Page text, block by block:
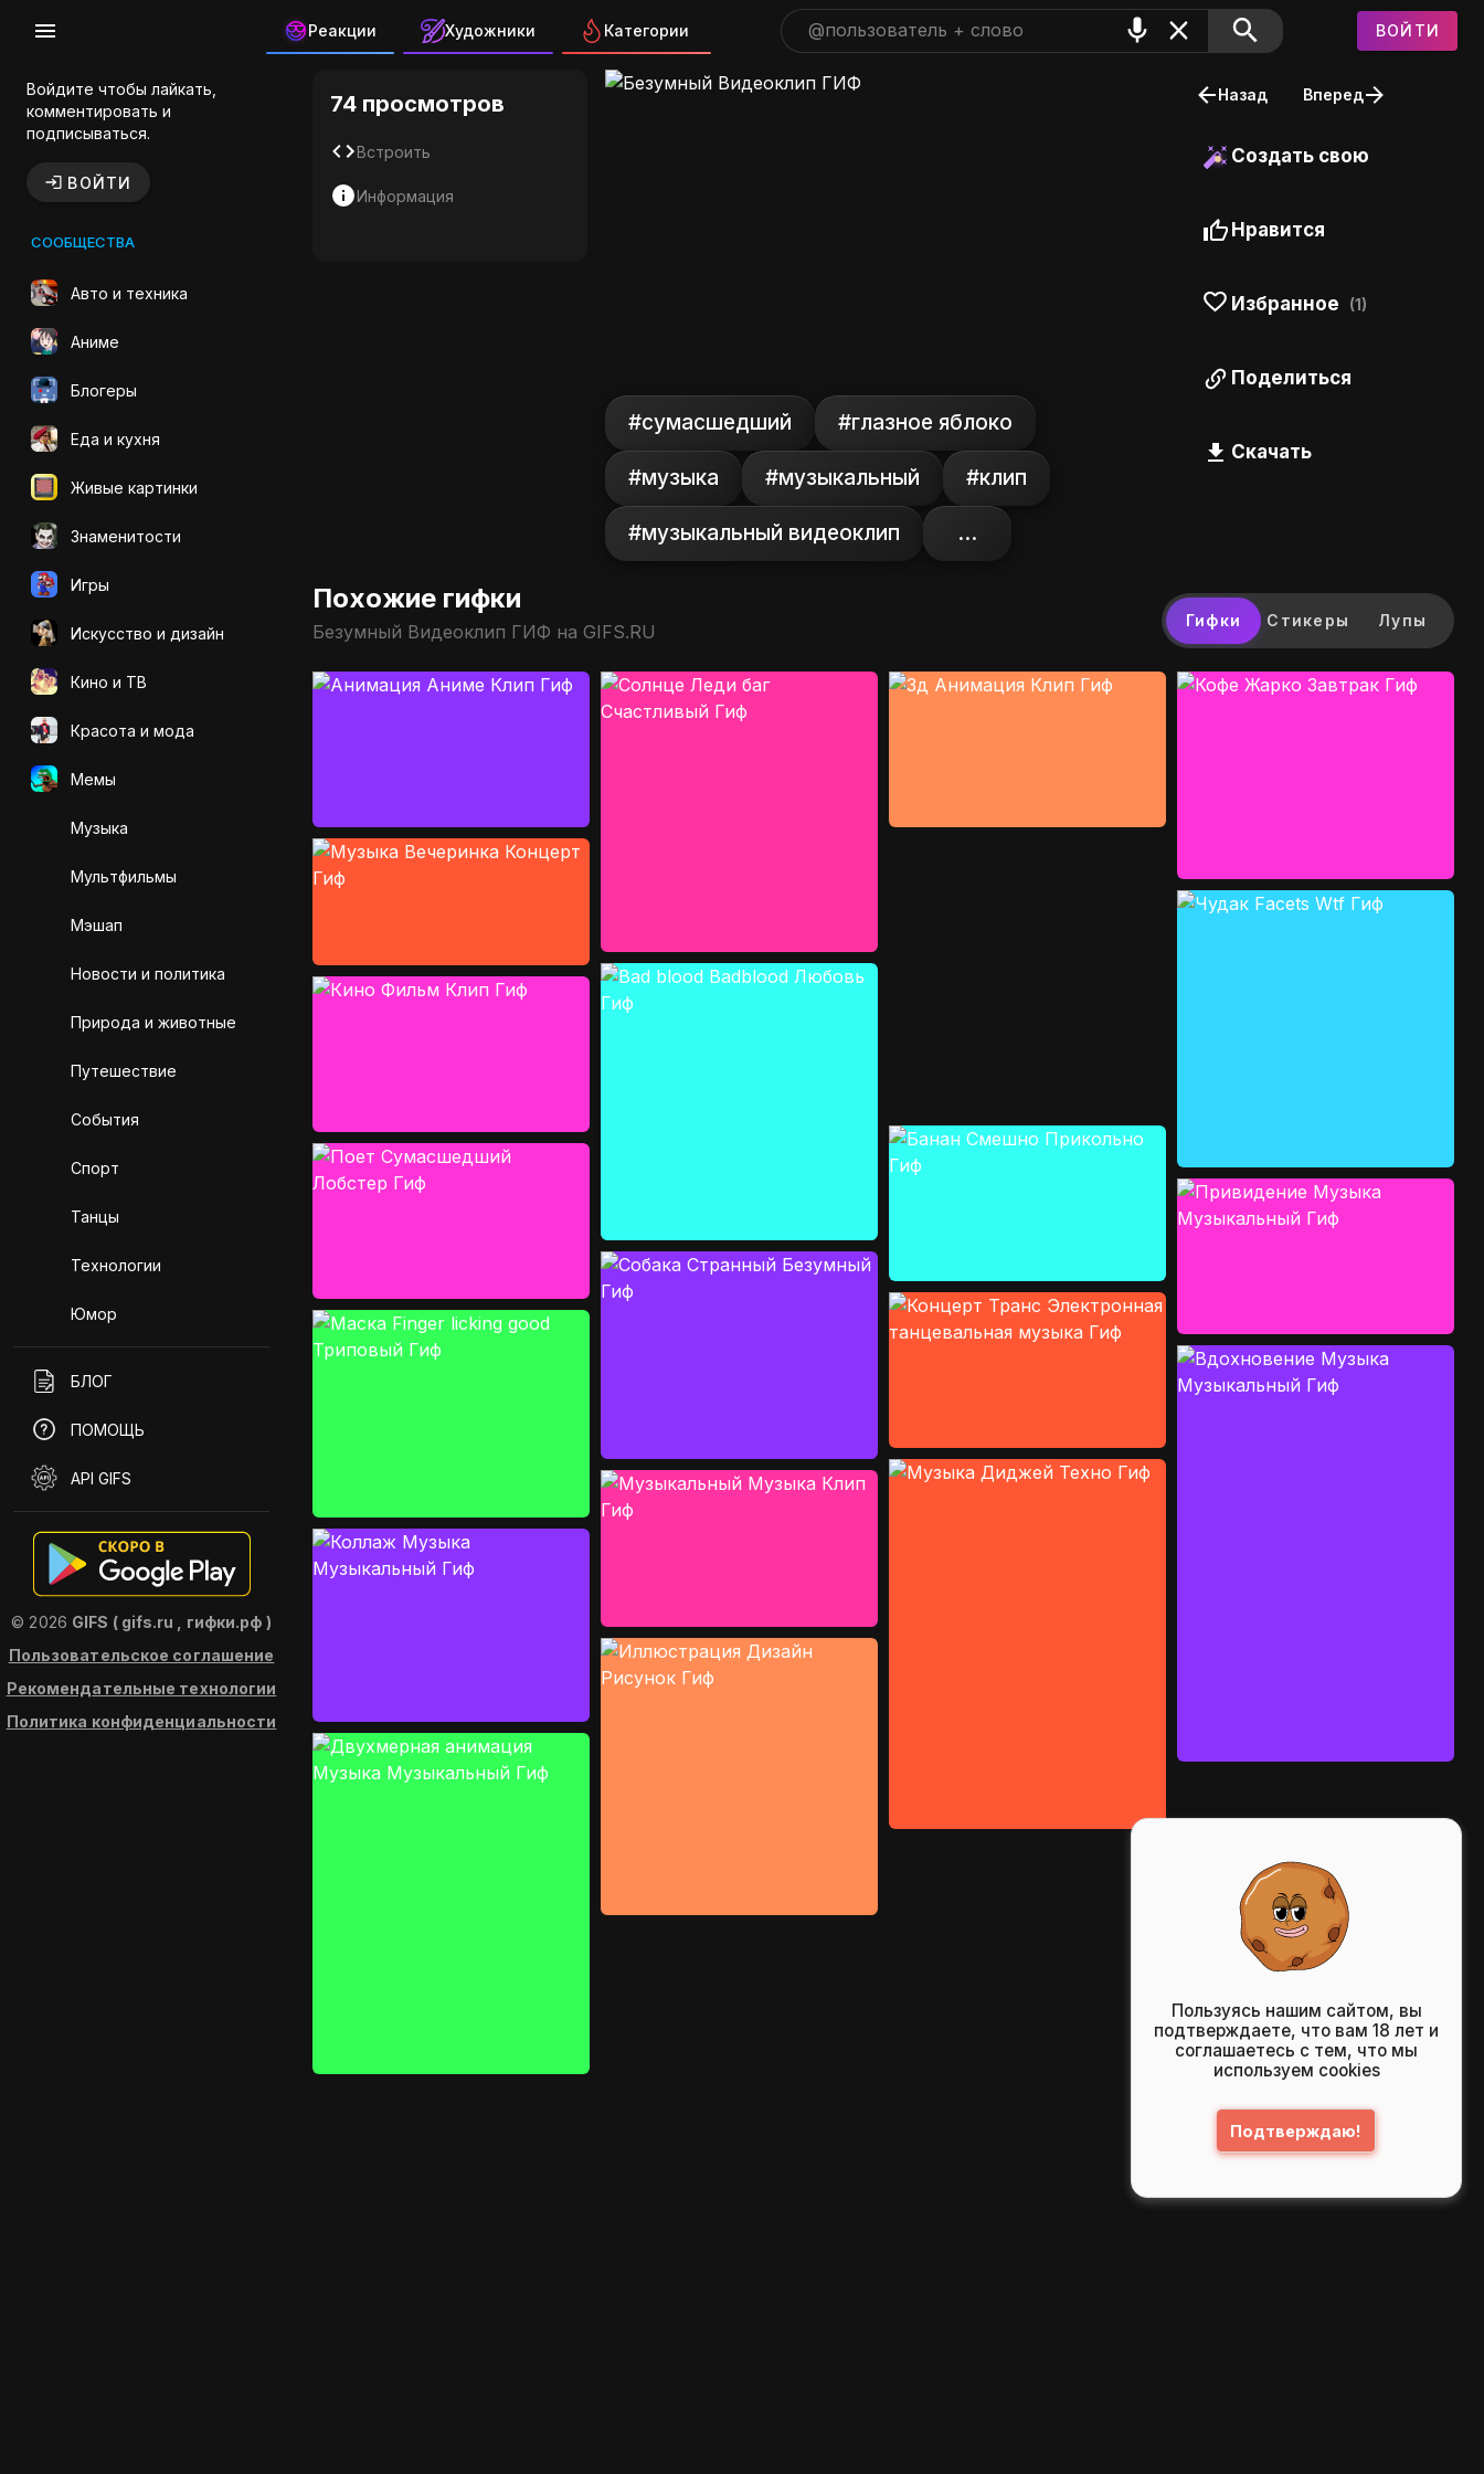
Реакции Художники Категории ВОЙТИ
Войдите чтобы лайкать,
комментировать и
подписываться.
ВОЙТИ
СООБЩЕСТВА
Авто и техника
Аниме
Блогеры
Еда и кухня
Живые картинки
Знаменитости
Игры
Искусcтво и дизайн
Кино и ТВ
Красота и мода
Мемы
Музыка
Мультфильмы
Мэшап
Новости и политика
Природа и животные
Путешествие
События
Спорт
Танцы
Технологии
Юмор
БЛОГ
ПОМОЩЬ
API GIFS
© 2026 GIFS ( gifs.ru , гифки.рф )
Пользовательское соглашение
Рекомендательные технологии
Политика конфиденциальности
Безумный Видеоклип ГИФ на GIFS.RU
74 просмотров
Встроить
Информация
#сумасшедший #глазное яблоко
#музыка #музыкальный #клип
#музыкальный видеоклип ...
Назад Вперед
Создать свою
Нравится
Избранное (1)
Поделиться
Скачать
Похожие гифки
Безумный Видеоклип ГИФ на GIFS.RU Гифки Стикеры Лупы
Пользуясь нашим сайтом, вы
подтверждаете, что вам 18 лет и
соглашаетесь с тем, что мы
используем cookies
Подтверждаю!